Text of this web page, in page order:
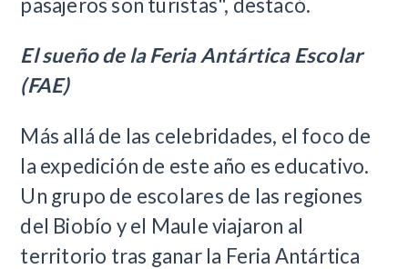
pasajeros son turistas", destacó.
El sueño de la Feria Antártica Escolar
(FAE)
Más allá de las celebridades, el foco de
la expedición de este año es educativo.
Un grupo de escolares de las regiones
del Biobío y el Maule viajaron al
territorio tras ganar la Feria Antártica